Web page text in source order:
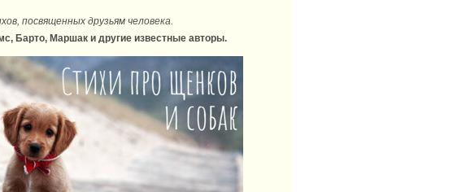
посвященных друзьям человека.
Барто, Маршак и другие известные авторы.